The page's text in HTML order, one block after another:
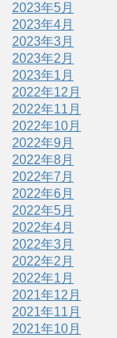
2023年5月
2023年4月
2023年3月
2023年2月
2023年1月
2022年12月
2022年11月
2022年10月
2022年9月
2022年8月
2022年7月
2022年6月
2022年5月
2022年4月
2022年3月
2022年2月
2022年1月
2021年12月
2021年11月
2021年10月